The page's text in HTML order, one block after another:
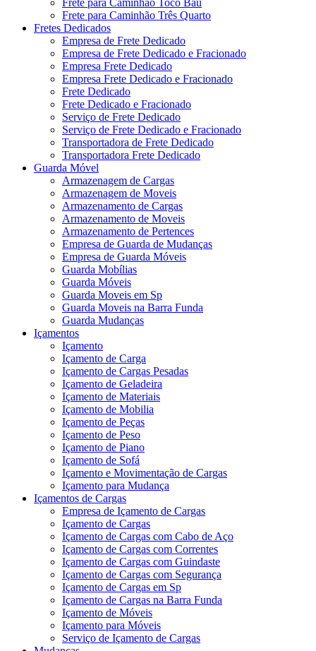
Frete para Caminhão Três Quarto
Fretes Dedicados
Empresa de Frete Dedicado
Empresa de Frete Dedicado e Fracionado
Empresa Frete Dedicado
Empresa Frete Dedicado e Fracionado
Frete Dedicado
Frete Dedicado e Fracionado
Serviço de Frete Dedicado
Serviço de Frete Dedicado e Fracionado
Transportadora de Frete Dedicado
Transportadora Frete Dedicado
Guarda Móvel
Armazenagem de Cargas
Armazenagem de Moveis
Armazenamento de Cargas
Armazenamento de Moveis
Armazenamento de Pertences
Empresa de Guarda de Mudanças
Empresa de Guarda Móveis
Guarda Mobílias
Guarda Móveis
Guarda Moveis em Sp
Guarda Moveis na Barra Funda
Guarda Mudanças
Içamentos
Içamento
Içamento de Carga
Içamento de Cargas Pesadas
Içamento de Geladeira
Içamento de Materiais
Içamento de Mobilia
Içamento de Peças
Içamento de Peso
Içamento de Piano
Içamento de Sofá
Içamento e Movimentação de Cargas
Içamento para Mudança
Içamentos de Cargas
Empresa de Içamento de Cargas
Içamento de Cargas
Içamento de Cargas com Cabo de Aço
Içamento de Cargas com Correntes
Içamento de Cargas com Guindaste
Içamento de Cargas com Segurança
Içamento de Cargas em Sp
Içamento de Cargas na Barra Funda
Içamento de Móveis
Içamento para Móveis
Serviço de Içamento de Cargas